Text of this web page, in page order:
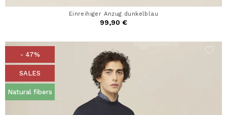
Einreihiger Anzug dunkelblau
99,90 €
- 47%
SALES
Natural fibers